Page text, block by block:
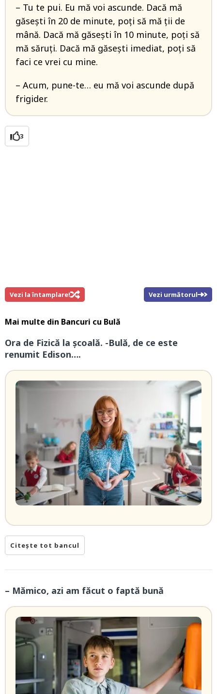
– Tu te pui. Eu mă voi ascunde. Dacă mă
găseşti în 20 de minute, poţi să mă ţii de
mână. Dacă mă găseşti în 10 minute, poţi să
mă săruţi. Dacă mă găseşti imediat, poţi să
faci ce vrei cu mine.
– Acum, pune-te… eu mă voi ascunde după
frigider.
3
Vezi la întamplare! Vezi următorul
Mai multe din Bancuri cu Bulă
Ora de Fizică la școală. -Bulă, de ce este
renumit Edison….
Citește tot bancul
– Mămico, azi am făcut o faptă bună